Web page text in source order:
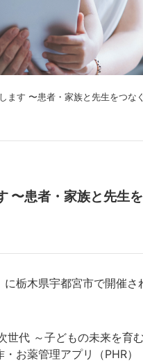
ます 〜患者・家族と先生をつ
〜患者・家族と先生
栃木県宇都宮市で開催さ
代 ～子どもの未来を育
お薬管理アプリ（PHR